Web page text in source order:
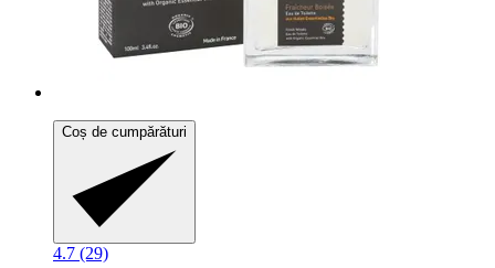
Coș de cumpărături
4.7 (29)